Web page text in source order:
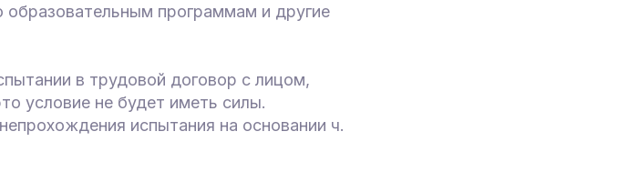
программам и другие
в трудовой договор с лицом,
условие не будет иметь силы.
испытания на основании ч.